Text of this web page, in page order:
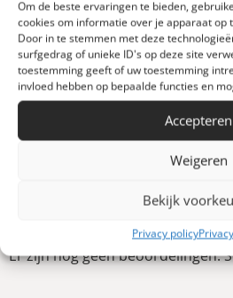
Om de beste ervaringen te bieden,
cookies om informatie over je apparaat op
Door in te stemmen met deze
surfgedrag of unieke ID's op deze site
toestemming geeft of uw toestemming
invloed hebben op bepaalde functies en
Accepteren
Weigeren
Bekijk
Privacy policy
Gemiddeld
Slecht
Er zijn nog geen beoordelingen.